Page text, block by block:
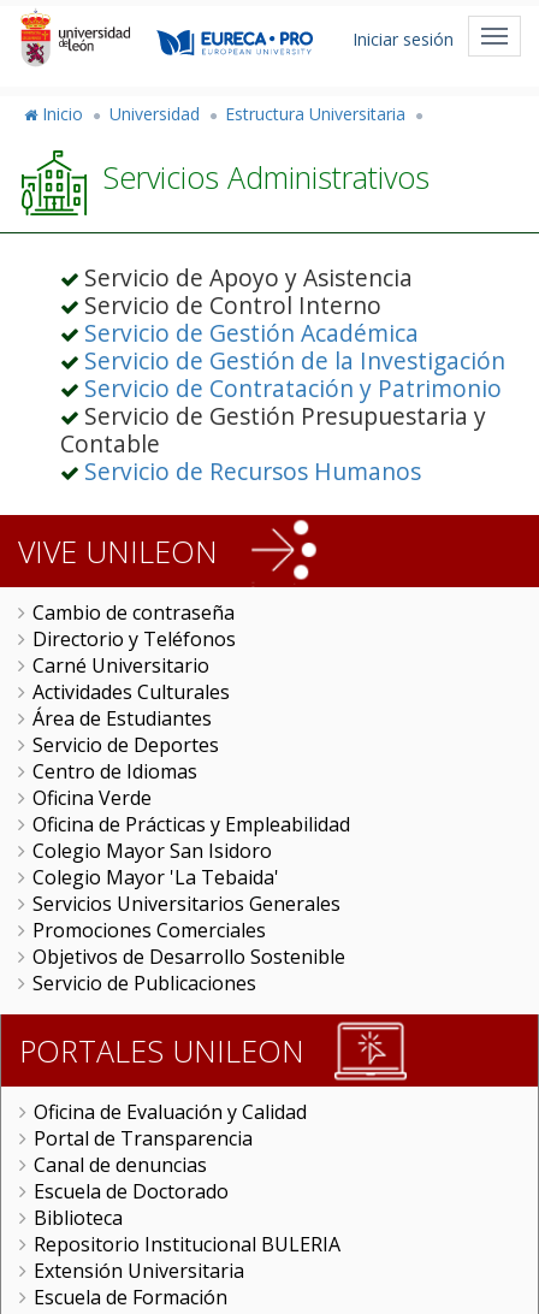
Pasar
contenido
Menú
cuenta
usuario
Iniciar sesión
Inicio Universidad Estructura Universitaria
Servicios Administrativos
Servicio de Apoyo y Asistencia
Servicio de Control Interno
Servicio de Gestión Académica
Servicio de Gestión de la Investigación
Servicio de Contratación y Patrimonio
Servicio de Gestión Presupuestaria y
Contable
Servicio de Recursos Humanos
VIVE UNILEON
Cambio de contraseña
Directorio y Teléfonos
Carné Universitario
Actividades Culturales
Área de Estudiantes
Servicio de Deportes
Centro de Idiomas
Oficina Verde
Oficina de Prácticas y Empleabilidad
Colegio Mayor San Isidoro
Colegio Mayor 'La Tebaida'
Servicios Universitarios Generales
Promociones Comerciales
Objetivos de Desarrollo Sostenible
Servicio de Publicaciones
PORTALES UNILEON
Oficina de Evaluación y Calidad
Portal de Transparencia
Canal de denuncias
Escuela de Doctorado
Biblioteca
Repositorio Institucional BULERIA
Extensión Universitaria
Escuela de Formación